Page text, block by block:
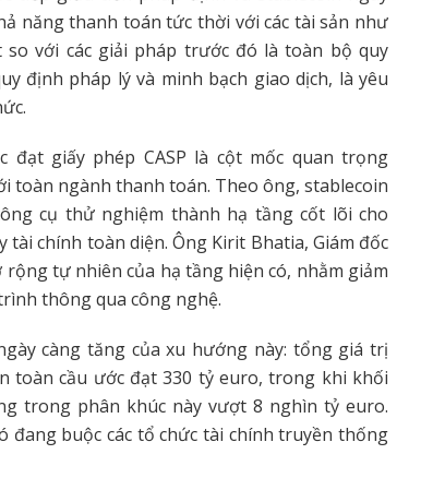
năng thanh toán tức thời với các tài sản như
so với các giải pháp trước đó là toàn bộ quy
định pháp lý và minh bạch giao dịch, là yêu
đạt giấy phép CASP là cột mốc quan trọng
toàn ngành thanh toán. Theo ông, stablecoin
cụ thử nghiệm thành hạ tầng cốt lõi cho
chính toàn diện. Ông Kirit Bhatia, Giám đốc
tự nhiên của hạ tầng hiện có, nhằm giảm
thông qua công nghệ.
càng tăng của xu hướng này: tổng giá trị
toàn cầu ước đạt 330 tỷ euro, trong khi khối
trong phân khúc này vượt 8 nghìn tỷ euro.
đang buộc các tổ chức tài chính truyền thống